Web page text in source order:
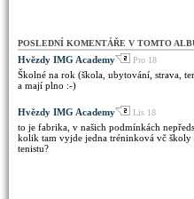
POSLEDNÍ KOMENTÁŘE V TOMTO
Hvězdy IMG Academy Pro 18
Školné na rok (škola, ubytování, strava,
a mají plno :-)
Hvězdy IMG Academy Lis 18
to je fabrika, v našich podmínkách
kolik tam vyjde jedna tréninková vč školy
tenistu?